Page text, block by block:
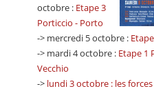
octobre : Etape 3
Porticcio - Porto
-> mercredi 5 octobre :
-> mardi 4 octobre : Etape 1
Vecchio
-> lundi 3 octobre : les